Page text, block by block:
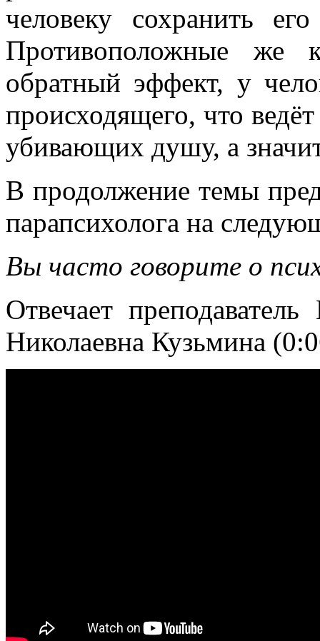
человеку сохранить
Противоположные же
обратный эффект, у
происходящего, что
убивающих душу, а
В продолжение темы
парапсихолога на
Вы часто говорите о
Отвечает
Николаевна Кузьмина